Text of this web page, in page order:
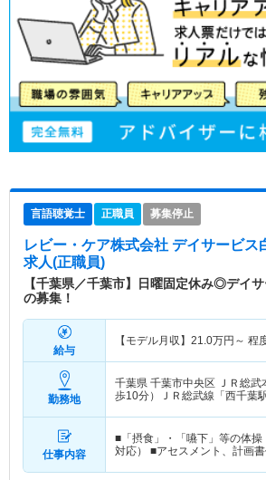
言語聴覚士 正職員 募集停止
レビー・ケア株式会社 デイサービス
求人(正職員)
【千葉県／千葉市】日曜固定休み◎デイ
の募集！
給与
【モデル月収】 21.0万円～ 程
勤務地
千葉県 千葉市中央区 ＪＲ総
歩10分）ＪＲ総武線「西千葉
仕事内容
■「摂食」・「嚥下」等の体
対応） ■アセスメント、計画